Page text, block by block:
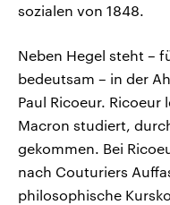
sozialen von 1848.
Neben Hegel steht –
bedeutsam – in der
Paul Ricoeur.
Macron studiert,
gekommen. Bei
nach Couturiers
philosophische